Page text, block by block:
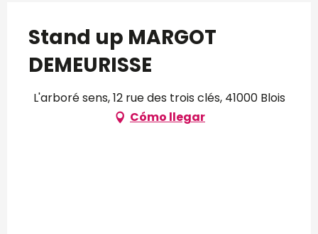
Stand up MARGOT
DEMEURISSE
L'arboré sens, 12 rue des trois clés, 41000 Blois
Cómo llegar